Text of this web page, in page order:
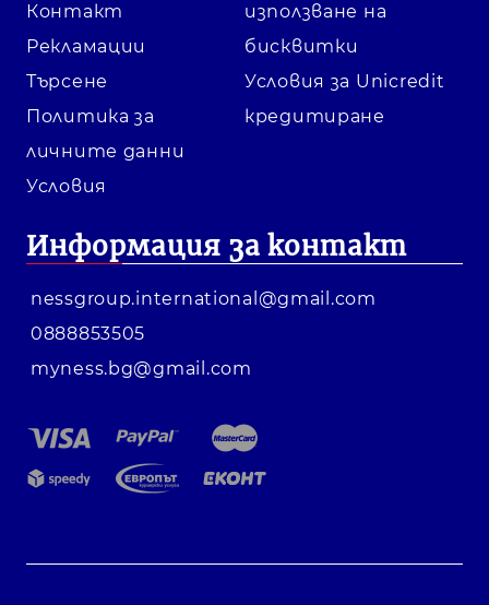
Контакт
Рекламации
Търсене
Политика за
личните данни
Условия
използване на
бисквитки
Условия за Unicredit
кредитиране
Информация за контакт
nessgroup.international@gmail.com
0888853505
myness.bg@gmail.com